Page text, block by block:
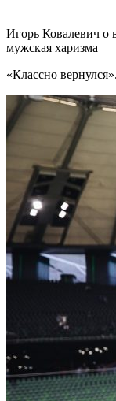
Игорь Ковалевич о
мужская харизма
«Классно вернулся».